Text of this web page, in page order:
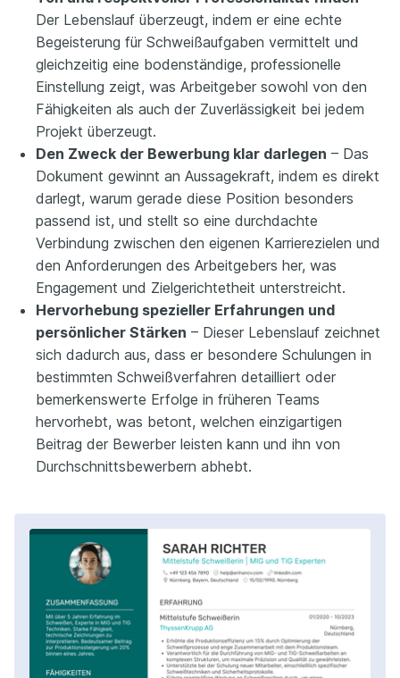
Der Lebenslauf überzeugt, indem er eine echte
Begeisterung für Schweißaufgaben vermittelt und
gleichzeitig eine bodenständige, professionelle
Einstellung zeigt, was Arbeitgeber sowohl von den
Fähigkeiten als auch der Zuverlässigkeit bei jedem
Projekt überzeugt.
Den Zweck der Bewerbung klar darlegen – Das
Dokument gewinnt an Aussagekraft, indem es direkt
darlegt, warum gerade diese Position besonders
passend ist, und stellt so eine durchdachte
Verbindung zwischen den eigenen Karrierezielen und
den Anforderungen des Arbeitgebers her, was
Engagement und Zielgerichtetheit unterstreicht.
Hervorhebung spezieller Erfahrungen und
persönlicher Stärken – Dieser Lebenslauf zeichnet
sich dadurch aus, dass er besondere Schulungen in
bestimmten Schweißverfahren detailliert oder
bemerkenswerte Erfolge in früheren Teams
hervorhebt, was betont, welchen einzigartigen
Beitrag der Bewerber leisten kann und ihn von
Durchschnittsbewerbern abhebt.